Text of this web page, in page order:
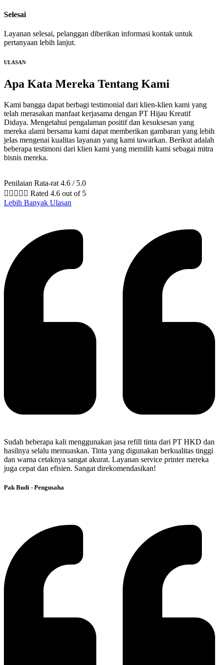
Selesai
Layanan selesai, pelanggan diberikan informasi kontak untuk
pertanyaan lebih lanjut.
ULASAN
Apa Kata Mereka Tentang Kami
Kami bangga dapat berbagi testimonial dari klien-klien kami yang
telah merasakan manfaat kerjasama dengan PT Hijau Kreatif
Didaya. Mengetahui pengalaman positif dan kesuksesan yang
mereka alami bersama kami dapat memberikan gambaran yang lebih
jelas mengenai kualitas layanan yang kami tawarkan. Berikut adalah
beberapa testimoni dari klien kami yang memilih kami sebagai mitra
bisnis mereka.
Penilaian Rata-rat 4.6 / 5.0
     Rated 4.6 out of 5
Lebih Banyak Ulasan
Sudah beberapa kali menggunakan jasa refill tinta dari PT HKD dan
hasilnya selalu memuaskan. Tinta yang digunakan berkualitas tinggi
dan warna cetaknya sangat akurat. Layanan service printer mereka
juga cepat dan efisien. Sangat direkomendasikan!
Pak Budi - Pengusaha